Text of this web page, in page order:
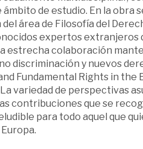
de estudio. En la obra
área de Filosofía del
expertos extranjeros
estrecha colaboración
discriminación y nuevos
Fundamental Rights in the
variedad de perspectivas
contribuciones que se
para todo aquel que